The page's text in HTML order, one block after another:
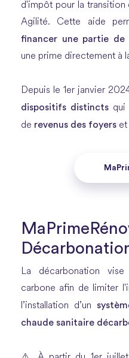
d'impôt pour la transition
Agilité. Cette aide
financer une partie de
une prime directement à
Depuis le 1er janvier
dispositifs distincts qui
de revenus des foyers et
La décarbonation
carbone afin de limiter
l’installation d’un
chaude sanitaire